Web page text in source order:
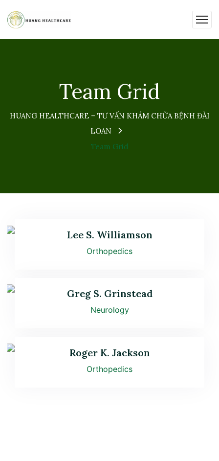
Team Grid
HUANG HEALTHCARE – TƯ VẤN KHÁM CHỮA BỆNH ĐÀI
LOAN
Team Grid
Lee S. Williamson
Orthopedics
Greg S. Grinstead
Neurology
Roger K. Jackson
Orthopedics